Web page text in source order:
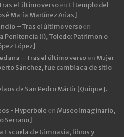
el último versoen El templo del
María Martínez Arias]
– Tras el último versoen
Penitencia (I), Toledo: Patrimonio
López]
– Tras el último versoen Mujer
Sánchez, fue cambiada de sitio
de San Pedro Mártir [Quique J.
- Hyperbole en Museo imaginario,
Serrano]
Escuela de Gimnasia, libros y